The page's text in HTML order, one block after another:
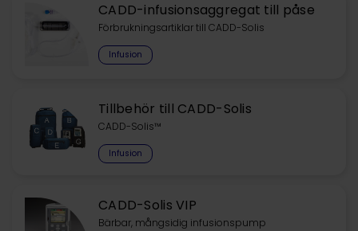
CADD-infusionsaggregat till påse
Förbrukningsartiklar till CADD-Solis
Infusion
Tillbehör till CADD-Solis
CADD-Solis™
Infusion
CADD-Solis VIP
Bärbar, mångsidig infusionspump